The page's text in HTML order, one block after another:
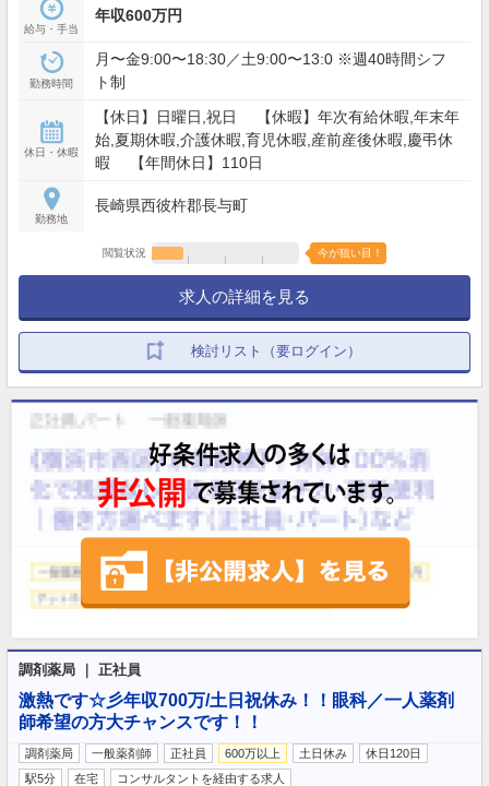
給与・手当
年収600万円
勤務時間
月〜金9:00〜18:30／土9:00〜13:0 ※週40時間シフ
ト制
休日・休暇
【休日】日曜日,祝日 【休暇】年次有給休暇,年末年
始,夏期休暇,介護休暇,育児休暇,産前産後休暇,慶弔休
暇 【年間休日】110日
勤務地
長崎県西彼杵郡長与町
閲覧状況 今が狙い目！
求人の詳細を見る
検討リスト（要ログイン）
調剤薬局 ｜ 正社員
激熱です☆彡年収700万/土日祝休み！！眼科／一人薬剤
師希望の方大チャンスです！！
調剤薬局 一般薬剤師 正社員 600万以上 土日休み
休日120日
駅5分
在宅 コンサルタントを経由する求人